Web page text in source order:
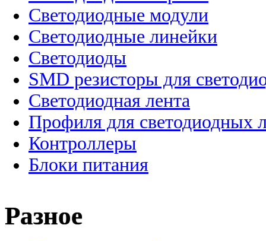
Светодиодные модули
Светодиодные линейки
Светодиоды
SMD резисторы для
Светодиодная лента
Профиля для светодиодных
Контроллеры
Блоки питания
Разное